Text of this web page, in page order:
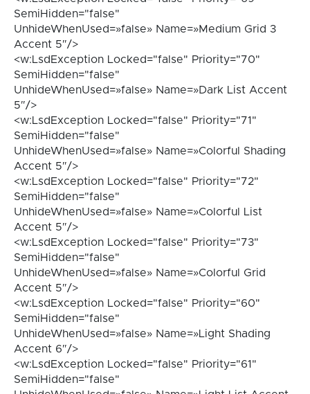
SemiHidden="false"
UnhideWhenUsed=»false» Name=»Medium Grid 3
Accent 5″/>
<w:LsdException Locked="false" Priority="70"
SemiHidden="false"
UnhideWhenUsed=»false» Name=»Dark List Accent
5″/>
<w:LsdException Locked="false" Priority="71"
SemiHidden="false"
UnhideWhenUsed=»false» Name=»Colorful Shading
Accent 5″/>
<w:LsdException Locked="false" Priority="72"
SemiHidden="false"
UnhideWhenUsed=»false» Name=»Colorful List
Accent 5″/>
<w:LsdException Locked="false" Priority="73"
SemiHidden="false"
UnhideWhenUsed=»false» Name=»Colorful Grid
Accent 5″/>
<w:LsdException Locked="false" Priority="60"
SemiHidden="false"
UnhideWhenUsed=»false» Name=»Light Shading
Accent 6″/>
<w:LsdException Locked="false" Priority="61"
SemiHidden="false"